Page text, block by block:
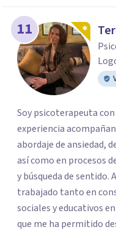
11
Soy psicoterapeuta
experiencia
abordaje de ansiedad,
así como en procesos
y búsqueda de
trabajado tanto en
sociales y educativos
que me ha permitido